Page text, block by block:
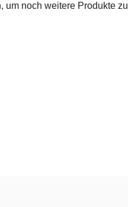
um noch weitere Produkte zu